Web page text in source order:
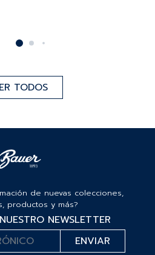
TODOS
de nuevas colecciones,
productos y más?
NEWSLETTER